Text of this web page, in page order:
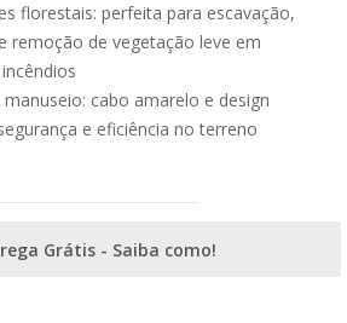
florestais: perfeita para escavação,
remoção de vegetação leve em
cabo amarelo e design
e eficiência no terreno
Grátis - Saiba como!